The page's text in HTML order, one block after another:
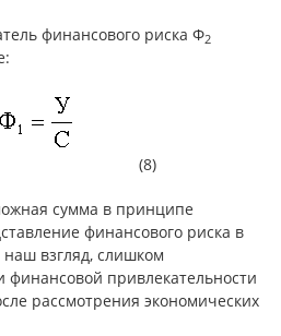
финансового риска Ф2
сумма в принципе
финансового риска в
наш взгляд, слишком
привлекательности
рассмотрения экономических